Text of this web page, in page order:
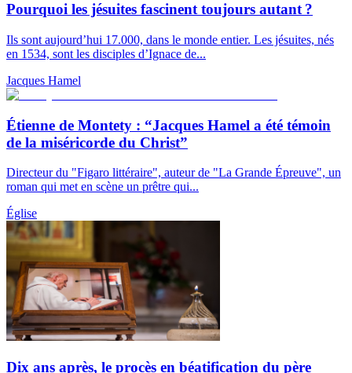
Pourquoi les jésuites fascinent toujours autant ?
Ils sont aujourd’hui 17.000, dans le monde entier. Les jésuites, nés
en 1534, sont les disciples d’Ignace de...
Jacques Hamel
Étienne de Montety : “Jacques Hamel a été témoin
de la miséricorde du Christ”
Directeur du "Figaro littéraire", auteur de "La Grande Épreuve", un
roman qui met en scène un prêtre qui...
Église
Dix ans après, le procès en béatification du père